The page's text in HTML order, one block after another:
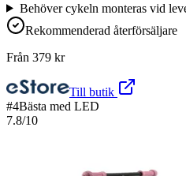
Behöver cykeln monteras vid
Rekommenderad återförsäljare
Från 379 kr
Till butik
#4Bästa med LED
7.8/10